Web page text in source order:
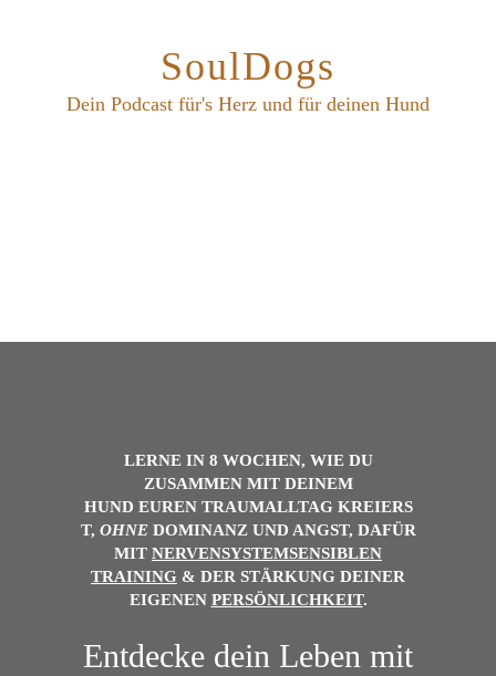
SoulDogs
Dein Podcast für's Herz und für deinen Hund
LERNE IN 8 WOCHEN, WIE DU
ZUSAMMEN MIT DEINEM
HUND EUREN TRAUMALLTAG KREIERS
T, OHNEDOMINANZ UND ANGST, DAFÜR
MIT NERVENSYSTEMSENSIBLEN
TRAINING & DER STÄRKUNG DEINER
EIGENEN PERSÖNLICHKEIT.
Entdecke dein Leben mit